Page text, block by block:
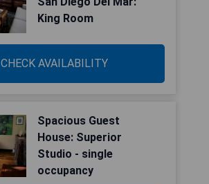
King Room
CHECK AVAILABILITY
Spacious Guest
House: Superior
Studio - single
occupancy